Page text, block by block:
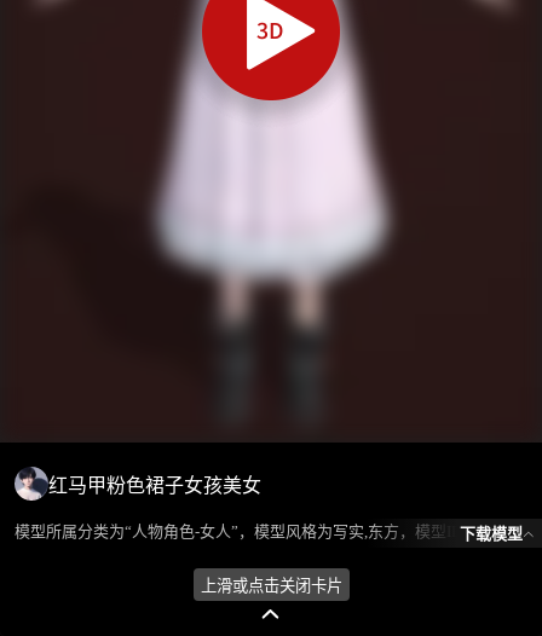
红马甲粉色裙子女孩美女
模型所属分类为“人物角色-女人”，模型风格为写实,东方，模型ID为102377，本模型由设计师 ℒℴѵℯ蓝色的梦এ⁵²º᭄এ 在2024-10-08 09:44:29上传，含.fbx，.gltf相关源文件下载格式，点数为165586，面数为127380，材质数为6，贴图数为6，CG美术之家持续为您更新与数字孪生、影视动画和游戏VR等相关优质资源。
下载模型
上滑或点击关闭卡片